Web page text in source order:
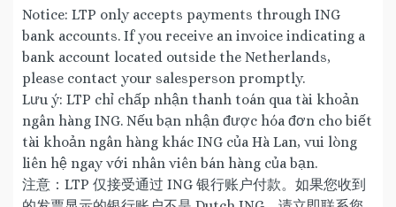
Notice: LTP only accepts payments through ING
bank accounts. If you receive an invoice indicating a
bank account located outside the Netherlands,
please contact your salesperson promptly.
Lưu ý: LTP chỉ chấp nhận thanh toán qua tài khoản
ngân hàng ING. Nếu bạn nhận được hóa đơn cho biết
tài khoản ngân hàng khác ING của Hà Lan, vui lòng
liên hệ ngay với nhân viên bán hàng của bạn.
注意：LTP 仅接受通过 ING 银行账户付款。如果您收到